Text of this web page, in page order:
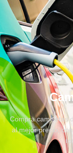
Compra camisetas
al mejor precio,